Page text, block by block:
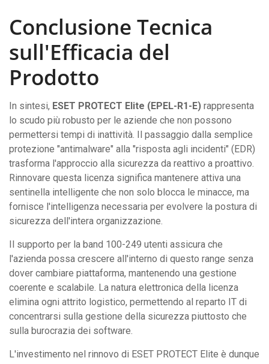
Conclusione Tecnica
sull'Efficacia del
Prodotto
In sintesi, ESET PROTECT Elite (EPEL-R1-E) rappresenta
lo scudo più robusto per le aziende che non possono
permettersi tempi di inattività. Il passaggio dalla semplice
protezione "antimalware" alla "risposta agli incidenti" (EDR)
trasforma l'approccio alla sicurezza da reattivo a proattivo.
Rinnovare questa licenza significa mantenere attiva una
sentinella intelligente che non solo blocca le minacce, ma
fornisce l'intelligenza necessaria per evolvere la postura di
sicurezza dell'intera organizzazione.
Il supporto per la band 100-249 utenti assicura che
l'azienda possa crescere all'interno di questo range senza
dover cambiare piattaforma, mantenendo una gestione
coerente e scalabile. La natura elettronica della licenza
elimina ogni attrito logistico, permettendo al reparto IT di
concentrarsi sulla gestione della sicurezza piuttosto che
sulla burocrazia dei software.
L'investimento nel rinnovo di ESET PROTECT Elite è dunque